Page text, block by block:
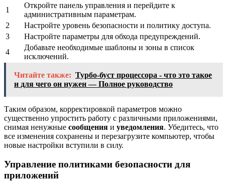
1
Откройте панель управления и перейдите к
административным параметрам.
2
Настройте уровень безопасности и политику доступа.
3
Настройте параметры для обхода предупреждений.
4
Добавьте необходимые шаблоны и зоны в список
исключений.
Читайте также: Турбо-буст процессора - что это такое
и для чего он нужен — Полное руководство
Таким образом, корректировкой параметров можно
существенно упростить работу с различными приложениями,
снимая ненужные сообщения и уведомления. Убедитесь, что
все изменения сохранены и перезагрузите компьютер, чтобы
новые настройки вступили в силу.
Управление политиками безопасности для
приложений